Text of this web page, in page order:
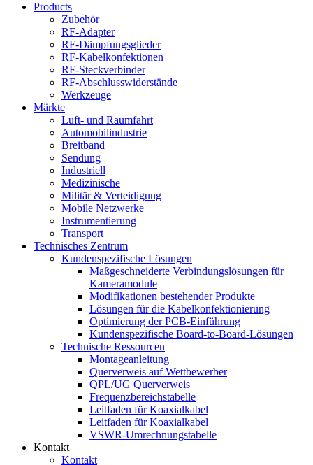
Products
Zubehör
RF-Adapter
RF-Dämpfungsglieder
RF-Kabelkonfektionen
RF-Steckverbinder
RF-Abschlusswiderstände
Werkzeuge
Märkte
Luft- und Raumfahrt
Automobilindustrie
Breitband
Sendung
Industriell
Medizinische
Militär & Verteidigung
Mobile Netzwerke
Instrumentierung
Transport
Technisches Zentrum
Kundenspezifische Lösungen
Maßgeschneiderte Verbindungslösungen für
Kameramodule
Modifikationen bestehender Produkte
Lösungen für die Kabelkonfektionierung
Optimierung der PCB-Einführung
Kundenspezifische Board-to-Board-Lösungen
Technische Ressourcen
Montageanleitung
Querverweis auf Wettbewerber
QPL/UG Querverweis
Frequenzbereichstabelle
Leitfaden für Koaxialkabel
Leitfaden für Koaxialkabel
VSWR-Umrechnungstabelle
Kontakt
Kontakt